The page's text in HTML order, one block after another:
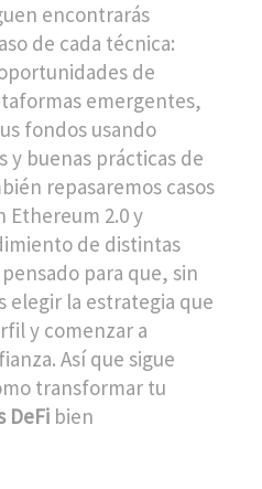
encontrarás
de cada técnica:
de
emergentes,
fondos usando
y buenas prácticas de
repasaremos casos
Ethereum 2.0 y
de distintas
para que, sin
elegir la estrategia que
y comenzar a
Así que sigue
transformar tu
DeFi bien